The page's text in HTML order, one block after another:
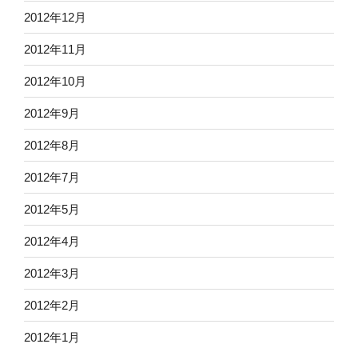
2012年12月
2012年11月
2012年10月
2012年9月
2012年8月
2012年7月
2012年5月
2012年4月
2012年3月
2012年2月
2012年1月